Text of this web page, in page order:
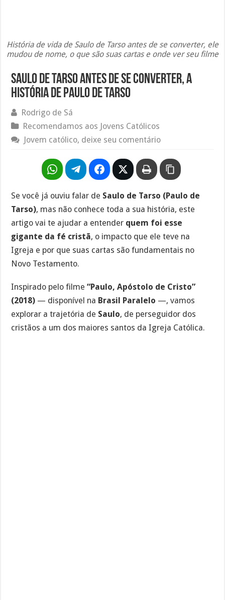
História de vida de Saulo de Tarso antes de se converter, ele
mudou de nome, o que são suas cartas e onde ver seu filme
Saulo de Tarso antes de se converter, a
história de Paulo de Tarso
Rodrigo de Sá
Recomendamos aos Jovens Católicos
Jovem católico, deixe seu comentário
Se você já ouviu falar de Saulo de Tarso (Paulo de
Tarso), mas não conhece toda a sua história, este
artigo vai te ajudar a entender quem foi esse
gigante da fé cristã, o impacto que ele teve na
Igreja e por que suas cartas são fundamentais no
Novo Testamento.
Inspirado pelo filme“Paulo, Apóstolo de Cristo”
(2018) — disponível na Brasil Paralelo —, vamos
explorar a trajetória de Saulo, de perseguidor dos
cristãos a um dos maiores santos da Igreja Católica.